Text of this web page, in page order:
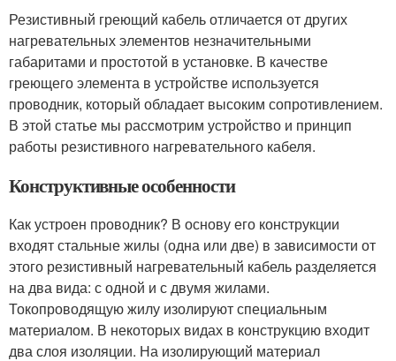
Резистивный греющий кабель отличается от других
нагревательных элементов незначительными
габаритами и простотой в установке. В качестве
греющего элемента в устройстве используется
проводник, который обладает высоким сопротивлением.
В этой статье мы рассмотрим устройство и принцип
работы резистивного нагревательного кабеля.
Конструктивные особенности
Как устроен проводник? В основу его конструкции
входят стальные жилы (одна или две) в зависимости от
этого резистивный нагревательный кабель разделяется
на два вида: с одной и с двумя жилами.
Токопроводящую жилу изолируют специальным
материалом. В некоторых видах в конструкцию входит
два слоя изоляции. На изолирующий материал